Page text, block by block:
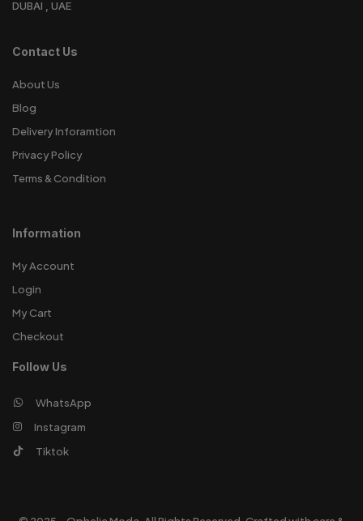
DUBAI , UAE
Contact Us
About Us
Blog
Delivery Inforamtion
Privacy Policy
Terms & Condition
Information
My Account
Login
My Cart
Checkout
Follow Us
WhatsApp
Instagram
Tiktok